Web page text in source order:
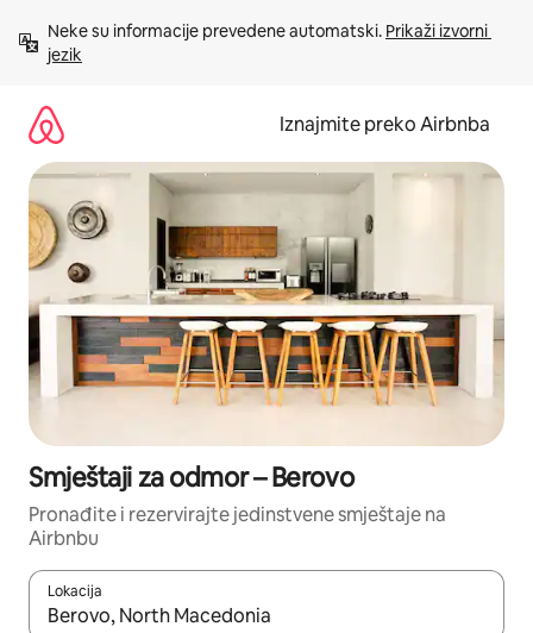
sadržaj
Neke su informacije prevedene automatski. Prikaži izvorni
jezik
Iznajmite preko Airbnba
Smještaji za odmor – Berovo
Pronađite i rezervirajte jedinstvene smještaje na
Airbnbu
Lokacija
Kada budu dostupni rezultati, moći ćete ih pregledati